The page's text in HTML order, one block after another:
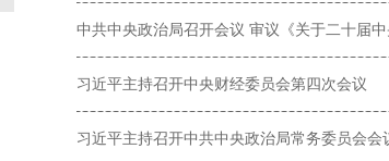
中共中央政治局召开会议 审议《关于二十届
习近平主持召开中央财经委员会第四次会议
习近平主持召开中共中央政治局常务委员会会